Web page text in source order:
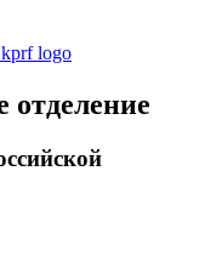
отделение